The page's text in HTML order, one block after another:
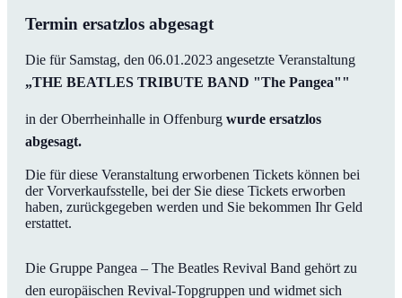
Termin ersatzlos abgesagt
Die für Samstag, den 06.01.2023 angesetzte Veranstaltung
„THE BEATLES TRIBUTE BAND "The Pangea""
in der Oberrheinhalle in Offenburg wurde ersatzlos
abgesagt.
Die für diese Veranstaltung erworbenen Tickets können bei
der Vorverkaufsstelle, bei der Sie diese Tickets erworben
haben, zurückgegeben werden und Sie bekommen Ihr Geld
erstattet.
Die Gruppe Pangea – The Beatles Revival Band gehört zu
den europäischen Revival-Topgruppen und widmet sich